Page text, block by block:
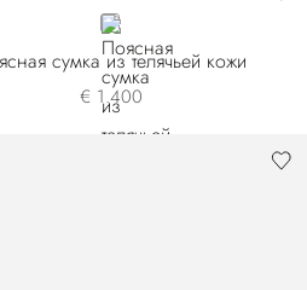
BLUE
сумка из телячьей кожи
€ 1.400